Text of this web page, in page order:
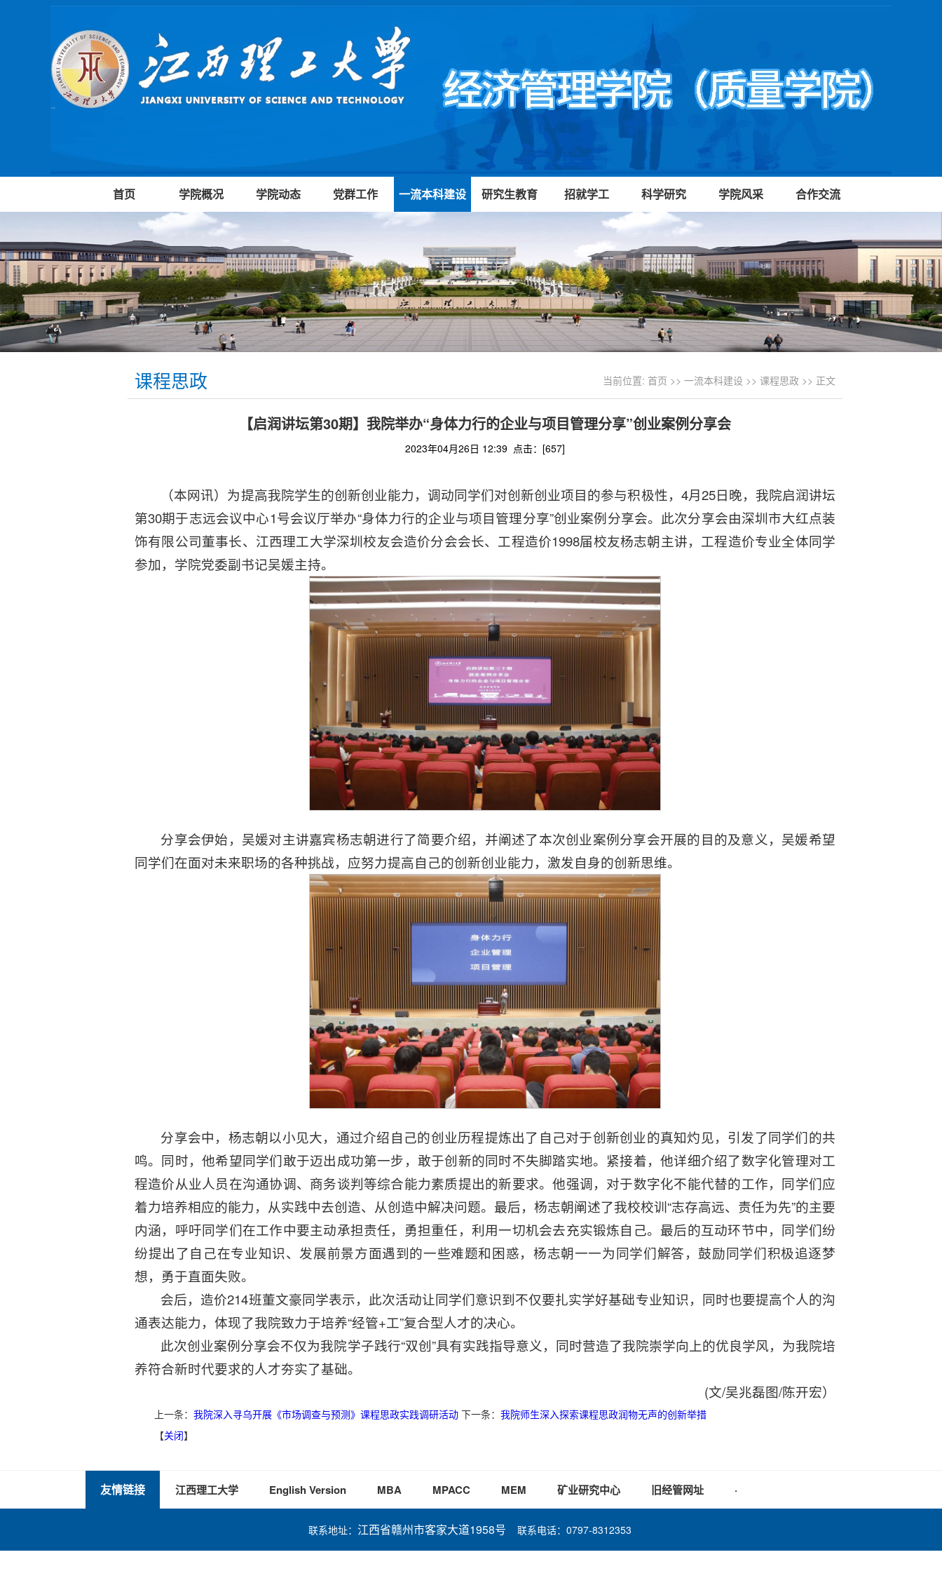
首页 学院概况 学院动态 党群工作 一流本科建设 研究生教育 招就学工 科学研究 学院风采 合作交流
课程思政 当前位置: 首页 >> 一流本科建设 >> 课程思政 >> 正文
【启润讲坛第30期】我院举办“身体力行的企业与项目管理分享”创业案例分享会
2023年04月26日 12:39 点击：[657]
（本网讯）为提高我院学生的创新创业能力，调动同学们对创新创业项目的参与积极性，4月25日晚，我院启润讲坛
第30期于志远会议中心1号会议厅举办“身体力行的企业与项目管理分享”创业案例分享会。此次分享会由深圳市大红点装
饰有限公司董事长、江西理工大学深圳校友会造价分会会长、工程造价1998届校友杨志朝主讲，工程造价专业全体同学
参加，学院党委副书记吴媛主持。
分享会伊始，吴媛对主讲嘉宾杨志朝进行了简要介绍，并阐述了本次创业案例分享会开展的目的及意义，吴媛希望
同学们在面对未来职场的各种挑战，应努力提高自己的创新创业能力，激发自身的创新思维。
分享会中，杨志朝以小见大，通过介绍自己的创业历程提炼出了自己对于创新创业的真知灼见，引发了同学们的共
鸣。同时，他希望同学们敢于迈出成功第一步，敢于创新的同时不失脚踏实地。紧接着，他详细介绍了数字化管理对工
程造价从业人员在沟通协调、商务谈判等综合能力素质提出的新要求。他强调，对于数字化不能代替的工作，同学们应
着力培养相应的能力，从实践中去创造、从创造中解决问题。最后，杨志朝阐述了我校校训“志存高远、责任为先”的主要
内涵，呼吁同学们在工作中要主动承担责任，勇担重任，利用一切机会去充实锻炼自己。最后的互动环节中，同学们纷
纷提出了自己在专业知识、发展前景方面遇到的一些难题和困惑，杨志朝一一为同学们解答，鼓励同学们积极追逐梦
想，勇于直面失败。
会后，造价214班董文豪同学表示，此次活动让同学们意识到不仅要扎实学好基础专业知识，同时也要提高个人的沟
通表达能力，体现了我院致力于培养“经管+工”复合型人才的决心。
此次创业案例分享会不仅为我院学子践行“双创”具有实践指导意义，同时营造了我院崇学向上的优良学风，为我院培
养符合新时代要求的人才夯实了基础。
(文/吴兆磊图/陈开宏）
上一条： 我院深入寻乌开展《市场调查与预测》课程思政实践调研活动 下一条： 我院师生深入探索课程思政润物无声的创新举措
【关闭】
友情链接 江西理工大学 English Version MBA MPACC MEM 矿业研究中心 旧经管网址 ·
联系地址： 江西省赣州市客家大道1958号 联系电话：0797-8312353